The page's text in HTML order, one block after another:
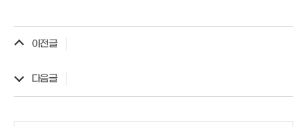
이전글
다음글